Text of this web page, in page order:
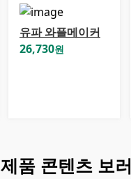
유파 와플메이커
26,730원
제품 콘텐츠 보